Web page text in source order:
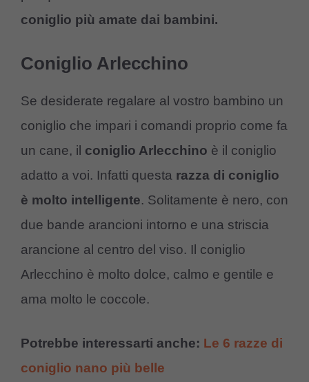
coniglio più amate dai bambini.
Coniglio Arlecchino
Se desiderate regalare al vostro bambino un
coniglio che impari i comandi proprio come fa
un cane, il coniglio Arlecchino è il coniglio
adatto a voi. Infatti questa razza di coniglio
è molto intelligente. Solitamente è nero, con
due bande arancioni intorno e una striscia
arancione al centro del viso. Il coniglio
Arlecchino è molto dolce, calmo e gentile e
ama molto le coccole.
Potrebbe interessarti anche: Le 6 razze di
coniglio nano più belle